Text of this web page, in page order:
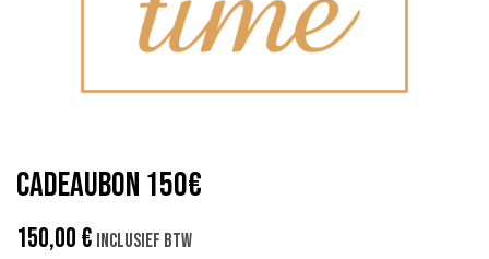
Cadeaubon 150€
150,00€ Inclusief btw